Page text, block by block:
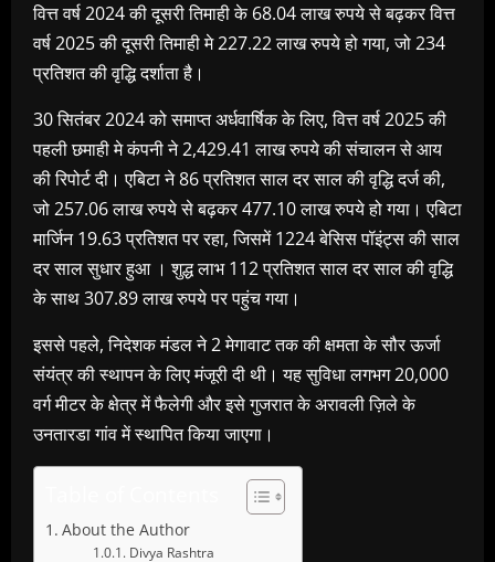
वित्त वर्ष 2024 की दूसरी तिमाही के 68.04 लाख रुपये से बढ़कर वित्त
वर्ष 2025 की दूसरी तिमाही मे 227.22 लाख रुपये हो गया, जो 234
प्रतिशत की वृद्धि दर्शाता है।
30 सितंबर 2024 को समाप्त अर्धवार्षिक के लिए, वित्त वर्ष 2025 की
पहली छमाही मे कंपनी ने 2,429.41 लाख रुपये की संचालन से आय
की रिपोर्ट दी। एबिटा ने 86 प्रतिशत साल दर साल की वृद्धि दर्ज की,
जो 257.06 लाख रुपये से बढ़कर 477.10 लाख रुपये हो गया। एबिटा
मार्जिन 19.63 प्रतिशत पर रहा, जिसमें 1224 बेसिस पॉइंट्स की साल
दर साल सुधार हुआ । शुद्ध लाभ 112 प्रतिशत साल दर साल की वृद्धि
के साथ 307.89 लाख रुपये पर पहुंच गया।
इससे पहले, निदेशक मंडल ने 2 मेगावाट तक की क्षमता के सौर ऊर्जा
संयंत्र की स्थापन के लिए मंजूरी दी थी। यह सुविधा लगभग 20,000
वर्ग मीटर के क्षेत्र में फैलेगी और इसे गुजरात के अरावली ज़िले के
उनतारडा गांव में स्थापित किया जाएगा।
About the Author
Divya Rashtra